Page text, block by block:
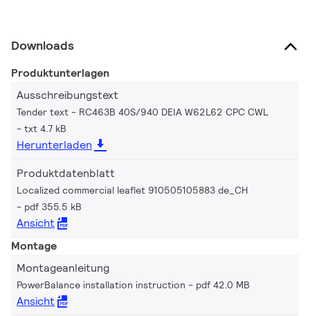
Downloads
Produktunterlagen
Ausschreibungstext
Tender text - RC463B 40S/940 DEIA W62L62 CPC CWL
txt 4.7 kB
Herunterladen
Produktdatenblatt
Localized commercial leaflet 910505105883 de_CH
pdf 355.5 kB
Ansicht
Montage
Montageanleitung
PowerBalance installation instruction pdf 42.0 MB
Ansicht